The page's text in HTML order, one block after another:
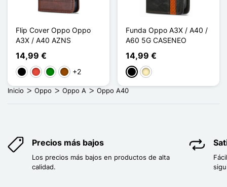
Flip Cover Oppo Oppo
A3X / A40 AZNS
14,99 €
NegroRojoVerdeMarrón
+2
Funda Oppo A3X / A40 /
A60 5G CASENEO
14,99 €
NegroMarrón claro
Inicio Oppo Oppo A Oppo A40
Precios más bajos
Los precios más bajos en productos de alta
calidad.